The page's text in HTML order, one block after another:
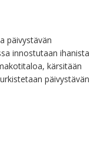
päivystävän
innostutaan ihanista
kärsitään
päivystävän